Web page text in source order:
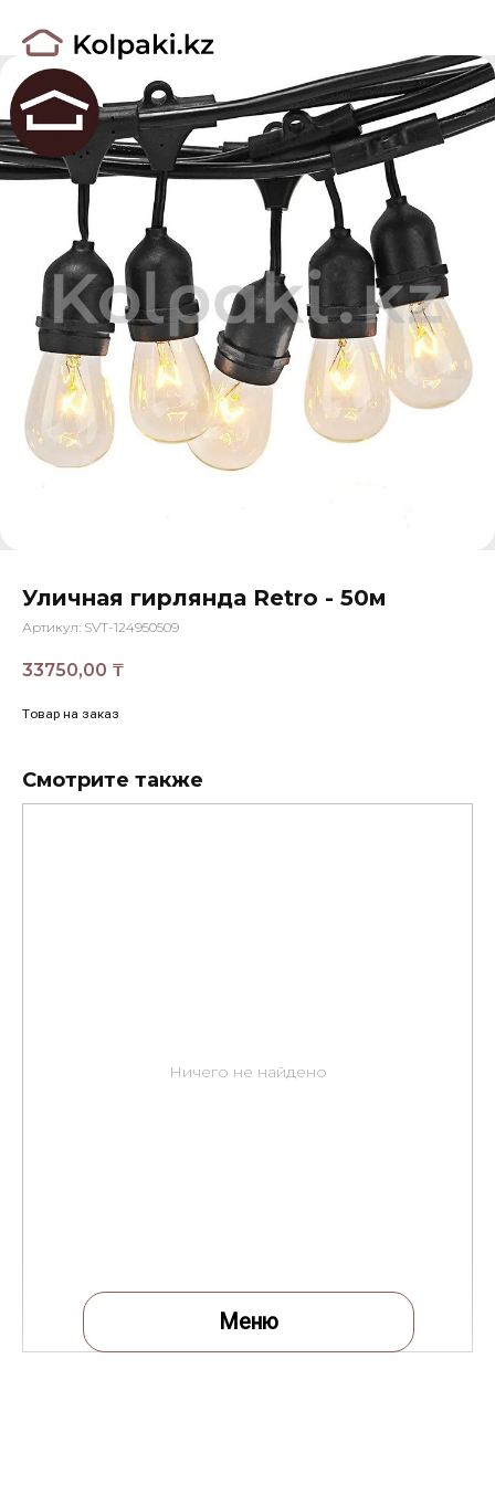
Меню
Уличная гирлянда Retro - 50м
Артикул: SVT-124950509
33750,00 ₸
Товар на заказ
Смотрите также
Ничего не найдено